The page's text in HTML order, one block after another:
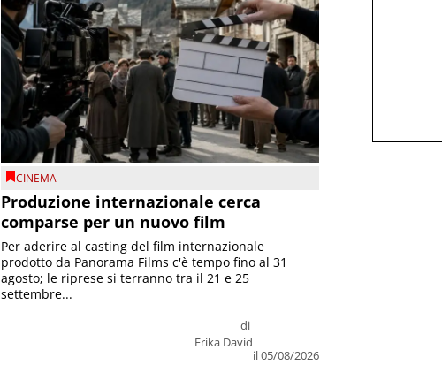
CINEMA
Produzione internazionale cerca
comparse per un nuovo film
di
Erika David
il 05/08/2026
Per aderire al casting del film internazionale
prodotto da Panorama Films c'è tempo fino al 31
agosto; le riprese si terranno tra il 21 e 25
settembre...